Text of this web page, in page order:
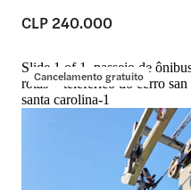
CLP 240.000
Cancelamento gratuito
Slide 1 of 1, passeio de
rotas + teleférico do cerro
santa carolina-1